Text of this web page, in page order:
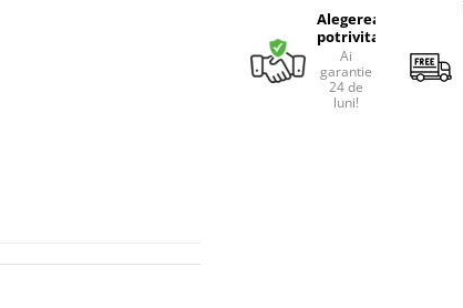
Alegerea
potrivita
Ai
garantie
24 de
luni!